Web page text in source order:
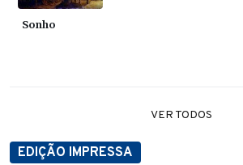
Sonho
VER TODOS
EDIÇÃO IMPRESSA